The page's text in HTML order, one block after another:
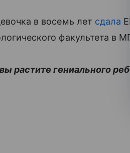
в восемь лет сдала
факультета в
растите гениального